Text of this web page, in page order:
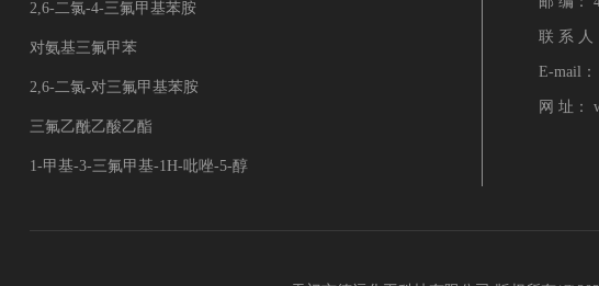
2,6-二氯-4-三氟甲基苯胺
对氨基三氟甲苯
2,6-二氯-对三氟甲基苯胺
三氟乙酰乙酸乙酯
1-甲基-3-三氟甲基-1H-吡唑-5-醇
联 系 人
E-mail
网 址：